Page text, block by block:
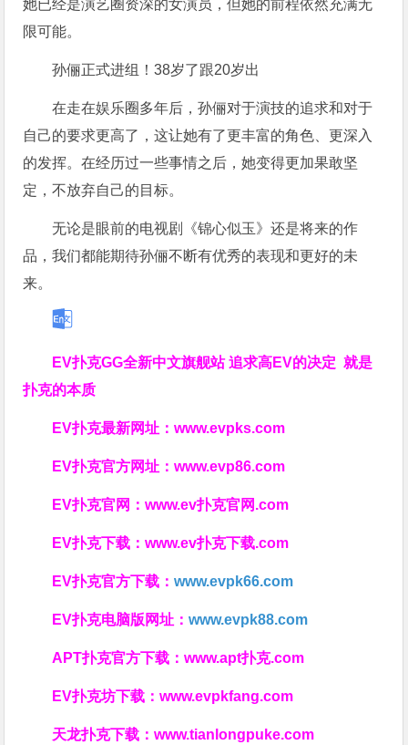
她已经是演艺圈资深的女演员，但她的前程依然充满无
限可能。
孙俪正式进组！38岁了跟20岁出
在走在娱乐圈多年后，孙俪对于演技的追求和对于
自己的要求更高了，这让她有了更丰富的角色、更深入
的发挥。在经历过一些事情之后，她变得更加果敢坚
定，不放弃自己的目标。
无论是眼前的电视剧《锦心似玉》还是将来的作
品，我们都能期待孙俪不断有优秀的表现和更好的未
来。
EV扑克GG全新中文旗舰站追求高EV的决定就是
扑克的本质
EV扑克最新网址：www.evpks.com
EV扑克官方网址：www.evp86.com
EV扑克官网：www.ev扑克官网.com
EV扑克下载：www.ev扑克下载.com
EV扑克官方下载：www.evpk66.com
EV扑克电脑版网址：www.evpk88.com
APT扑克官方下载：www.apt扑克.com
EV扑克坊下载：www.evpkfang.com
天龙扑克下载：www.tianlongpuke.com